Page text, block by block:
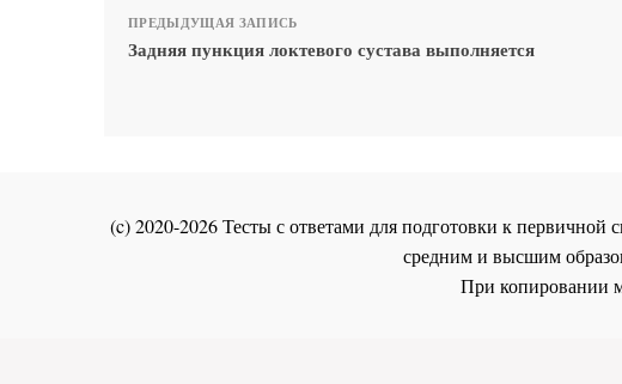
ПРЕДЫДУЩАЯ ЗАПИСЬ
Задняя пункция локтевого сустава выполняется
(c) 2020-2026 Тесты с ответами для подготовки к
средним и высшим
При копировании